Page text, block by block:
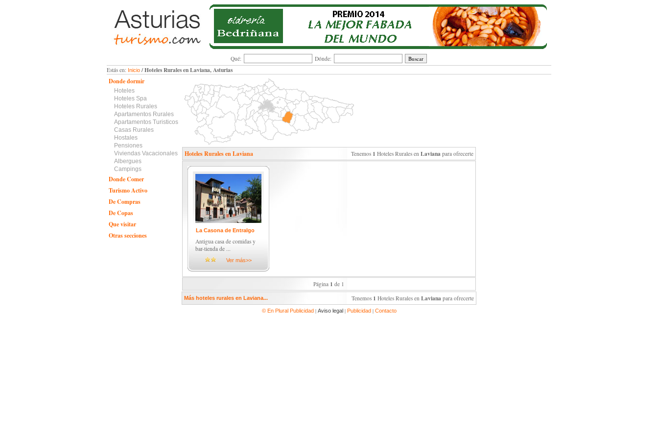
Qué:
Dónde:
Estás en: Inicio/ Hoteles Rurales en Laviana, Asturias
Donde dormir
Hoteles
Hoteles Spa
Hoteles Rurales
Apartamentos Rurales
Apartamentos Turisticos
Casas Rurales
Hostales
Pensiones
Viviendas Vacacionales
Albergues
Campings
Donde Comer
Turismo Activo
De Compras
De Copas
Que visitar
Otras secciones
Hoteles Rurales en Laviana Tenemos 1 Hoteles Rurales en Lavianapara ofrecerte
La Casona de Entralgo
Antigua casa de comidas y
bar-tienda de ...
Ver más>>
Página 1 de 1
Más hoteles rurales en Laviana... Tenemos 1 Hoteles Rurales en Lavianapara ofrecerte
© En Plural Publicidad | Aviso legal| Publicidad| Contacto